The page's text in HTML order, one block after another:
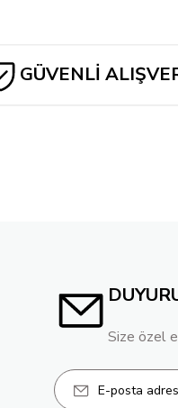
TL
GÜVENLİ
Size özel